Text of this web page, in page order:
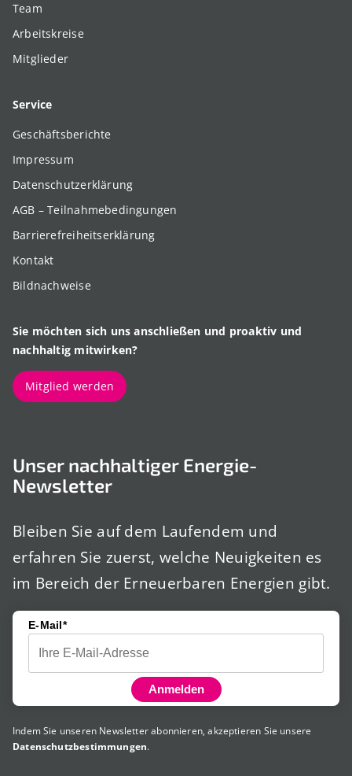
Team
Arbeitskreise
Mitglieder
Service
Geschäftsberichte
Impressum
Datenschutzerklärung
AGB – Teilnahmebedingungen
Barrierefreiheitserklärung
Kontakt
Bildnachweise
Sie möchten sich uns anschließen und proaktiv und
nachhaltig mitwirken?
Mitglied werden
Unser nachhaltiger Energie-
Newsletter
Bleiben Sie auf dem Laufendem und
erfahren Sie zuerst, welche Neuigkeiten es
im Bereich der Erneuerbaren Energien gibt.
E-Mail*
Anmelden
Indem Sie unseren Newsletter abonnieren, akzeptieren Sie unsere
Datenschutzbestimmungen.